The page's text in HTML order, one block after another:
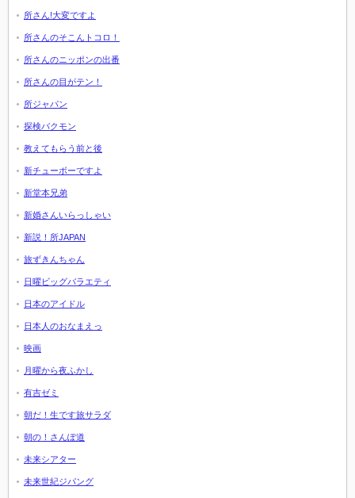
所さん!大変ですよ
所さんのそこんトコロ！
所さんのニッポンの出番
所さんの目がテン！
所ジャパン
探検バクモン
教えてもらう前と後
新チューボーですよ
新堂本兄弟
新婚さんいらっしゃい
新説！所JAPAN
旅ずきんちゃん
日曜ビッグバラエティ
日本のアイドル
日本人のおなまえっ
映画
月曜から夜ふかし
有吉ゼミ
朝だ！生です旅サラダ
朝の！さんぽ道
未来シアター
未来世紀ジパング